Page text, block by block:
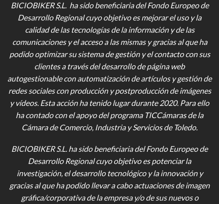
BICIOBIKER S.L. ha sido beneficiaria del Fondo Europeo de
Desarrollo Regional cuyo objetivo es mejorar el uso y la
calidad de las tecnologías de la información y de las
comunicaciones y el acceso a las mismas y gracias al que ha
podido optimizar su sistema de gestión y el contacto con sus
clientes a través del desarrollo de página web
autogestionable con automatización de artículos y gestión de
redes sociales con producción y postproducción de imágenes
y vídeos. Esta acción ha tenido lugar durante 2020. Para ello
ha contado con el apoyo del programa TICCámaras de la
Cámara de Comercio, Industria y Servicios de Toledo.
BICIOBIKER S.L. ha sido beneficiaria del Fondo Europeo de
Desarrollo Regional cuyo objetivo es potenciar la
investigación, el desarrollo tecnológico y la innovación y
gracias al que ha podido llevar a cabo actuaciones de imagen
gráfica/corporativa de la empresa y/o de sus nuevos o